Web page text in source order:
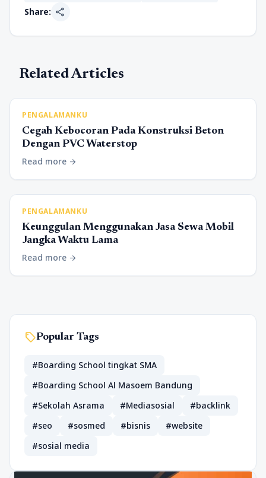
Share: share
Related Articles
PENGALAMANKU
Cegah Kebocoran Pada Konstruksi Beton
Dengan PVC Waterstop
Read more arrow_forward
PENGALAMANKU
Keunggulan Menggunakan Jasa Sewa Mobil
Jangka Waktu Lama
Read more arrow_forward
sellPopular Tags
#Boarding School tingkat SMA
#Boarding School Al Masoem Bandung
#Sekolah Asrama
#Mediasosial
#backlink
#seo
#sosmed #bisnis
#website
#sosial media